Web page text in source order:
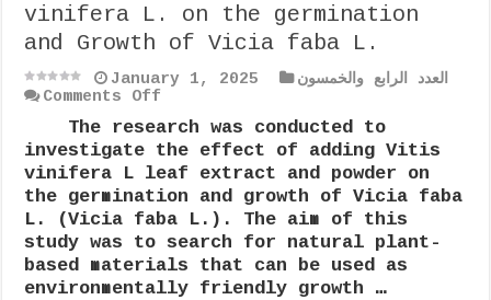
vinifera L. on the germination
and Growth of Vicia faba L.
January 1, 2025
العدد الرابع والخمسون
Comments Off
Activity
of
Vitis
vinifera
L.
on
the
germination
and
Growth
The research was conducted to
investigate the effect of adding Vitis
vinifera L leaf extract and powder on
the germination and growth of Vicia faba
L. (Vicia faba L.). The aim of this
study was to search for natural plant-
based materials that can be used as
environmentally friendly growth …